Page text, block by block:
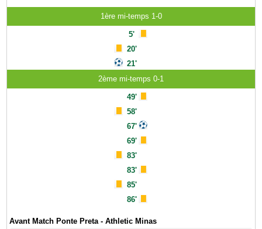
1ère mi-temps 1-0
5'
20'
21'
2ème mi-temps 0-1
49'
58'
67'
69'
83'
83'
85'
86'
Avant Match Ponte Preta - Athletic Minas